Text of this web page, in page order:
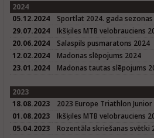
2024
05.12.2024
Sportlat 2024. gada
29.07.2024
Ikšķiles MTB velobrauciens
20.06.2024
Salaspils pusmaratons 2024
12.02.2024
Madonas slēpojums 2024
23.01.2024
Madonas tautas slēpojums
2023
18.08.2023
2023 Europe Triathlon Junior
01.08.2023
Ikšķiles MTB velobrauciens
05.04.2023
Rozentāla skriešanas svētki